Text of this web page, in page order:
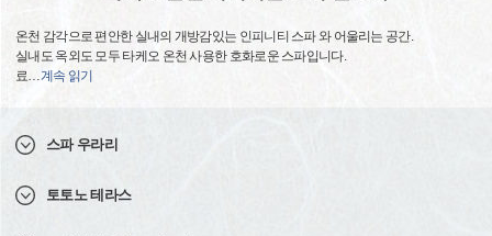
온천 감각으로 편안한 실내의 개방감있는 인피니티 스파 와 어울리는 공간.
실내도 옥외도 모두 타케오 온천 사용한 호화로운 스파입니다.
료…계속 읽기
스파 우라리
토토노 테라스